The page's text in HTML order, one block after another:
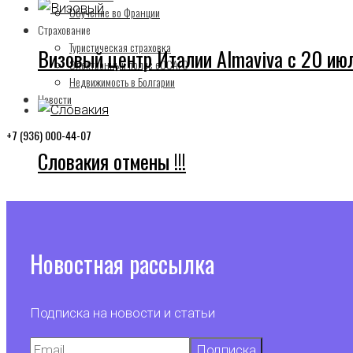
Обучение во Франции
Страхование
Туристическая страховка
Электронный полис еОСАГО
Недвижимость в Болгарии
Новости
+7 (936) 000-44-07
Визовый центр Италии Almaviva с 20
Словакия отмены !!!
Новостная рассылка
Подписка на новости и статьи